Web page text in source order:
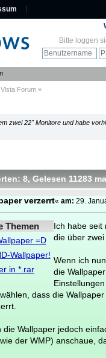
Bitte loggen
Forum»
zwei 22" Monitore und habe
8, Gelesen 11283 mal
verzerrt«am: 29.
Themen
=D
Wallpaper!
in *.rar
Ich habe
die über
Wenn ich
die
dass die
die Wallpaper jedoch
der WMP) anschaue,